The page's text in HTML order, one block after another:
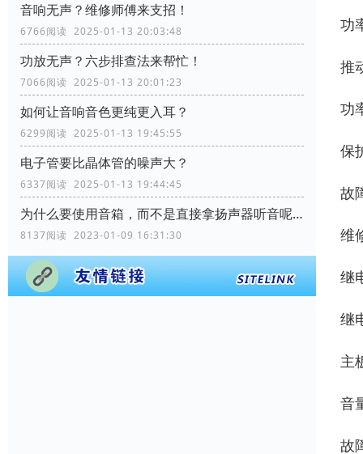
音响无声？维修师傅来支招！
6766阅读 2025-01-13 20:03:48
功放无声？六步排查法来帮忙！
7066阅读 2025-01-13 20:01:23
如何让音响音色更纯更入耳？
6299阅读 2025-01-13 19:45:55
电子管要比晶体管的噪声大？
6337阅读 2025-01-13 19:44:45
为什么要使用音箱，而不是直接拿扬声器听音呢？
8137阅读 2023-01-09 16:31:30
功
推
功
保
故
维
继
继
主
音
故